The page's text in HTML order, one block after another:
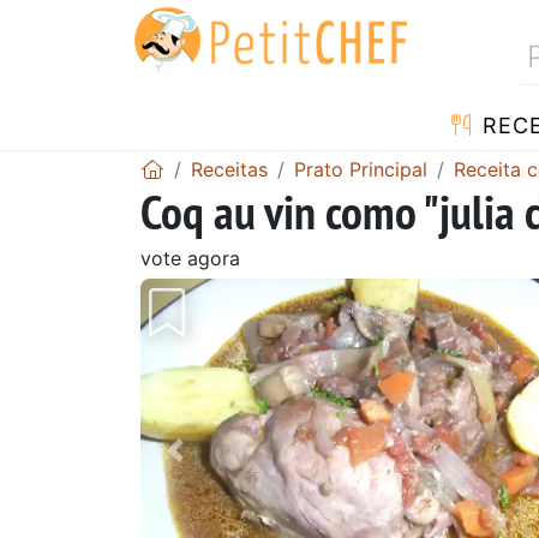
Receitas Prato Principal Receita
Coq au vin como "julia
vote agora
Anterior